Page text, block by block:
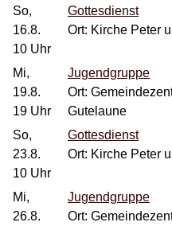
So,
16.8.
10 Uhr
Gottesdienst
Ort: Kirche Peter
Mi,
19.8.
19 Uhr
Jugendgruppe
Ort:
Gutelaune
So,
23.8.
10 Uhr
Gottesdienst
Ort: Kirche Peter
Mi,
26.8.
Jugendgruppe
Ort: